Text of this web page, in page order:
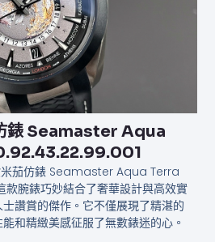
錶 Seamaster Aqua
米茄仿錶 Seamaster Aqua Terra
款腕錶巧妙結合了奢華設計與高效實
讚賞的傑作。它不僅展現了精湛的
和精緻美感征服了無數錶迷的心。